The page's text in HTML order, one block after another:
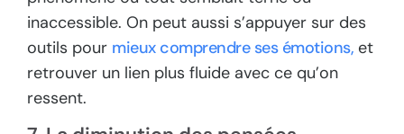
inaccessible. On peut aussi s’appuyer sur des
outils pour mieux comprendre ses émotions, et
retrouver un lien plus fluide avec ce qu’on
ressent.